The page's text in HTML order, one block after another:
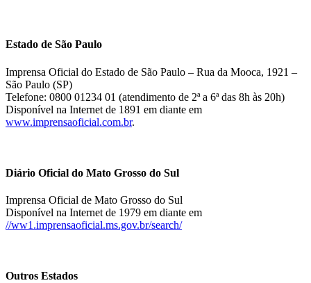
Estado de São Paulo
Imprensa Oficial do Estado de São Paulo – Rua da Mooca, 1921 –
São Paulo (SP)
Telefone: 0800 01234 01 (atendimento de 2ª a 6ª das 8h às 20h)
Disponível na Internet de 1891 em diante em
www.imprensaoficial.com.br.
Diário Oficial do Mato Grosso do Sul
Imprensa Oficial de Mato Grosso do Sul
Disponível na Internet de 1979 em diante em
//ww1.imprensaoficial.ms.gov.br/search/
Outros Estados